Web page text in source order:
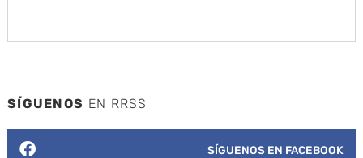
SÍGUENOS EN RRSS
SÍGUENOS EN FACEBOOK